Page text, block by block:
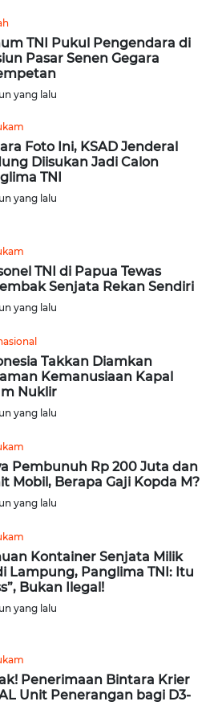
TNI Pukul Pengendara di
Pasar Senen Gegara
yang lalu
Foto Ini, KSAD Jenderal
Diisukan Jadi Calon
TNI
yang lalu
TNI di Papua Tewas
Senjata Rekan Sendiri
yang lalu
Takkan Diamkan
Kemanusiaan Kapal
Nuklir
yang lalu
Pembunuh Rp 200 Juta dan
Mobil, Berapa Gaji Kopda M?
yang lalu
Kontainer Senjata Milik
Lampung, Panglima TNI: Itu
Bukan Ilegal!
yang lalu
Penerimaan Bintara Krier
Unit Penerangan bagi D3-